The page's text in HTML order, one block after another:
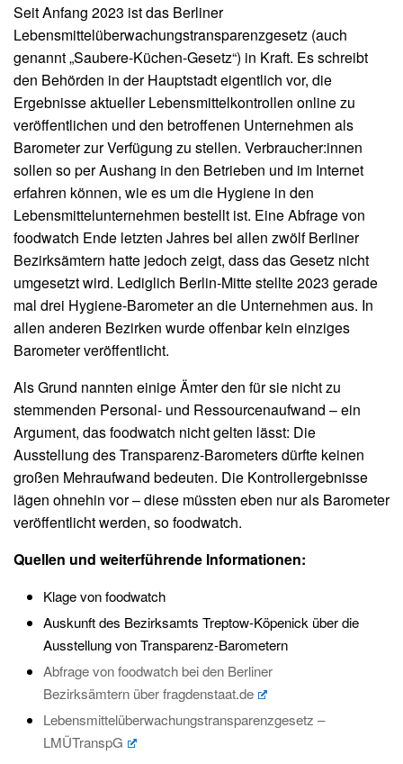
Seit Anfang 2023 ist das Berliner
Lebensmittelüberwachungstransparenzgesetz (auch
genannt „Saubere-Küchen-Gesetz“) in Kraft. Es schreibt
den Behörden in der Hauptstadt eigentlich vor, die
Ergebnisse aktueller Lebensmittelkontrollen online zu
veröffentlichen und den betroffenen Unternehmen als
Barometer zur Verfügung zu stellen. Verbraucher:innen
sollen so per Aushang in den Betrieben und im Internet
erfahren können, wie es um die Hygiene in den
Lebensmittelunternehmen bestellt ist. Eine Abfrage von
foodwatch Ende letzten Jahres bei allen zwölf Berliner
Bezirksämtern hatte jedoch zeigt, dass das Gesetz nicht
umgesetzt wird. Lediglich Berlin-Mitte stellte 2023 gerade
mal drei Hygiene-Barometer an die Unternehmen aus. In
allen anderen Bezirken wurde offenbar kein einziges
Barometer veröffentlicht.
Als Grund nannten einige Ämter den für sie nicht zu
stemmenden Personal- und Ressourcenaufwand – ein
Argument, das foodwatch nicht gelten lässt: Die
Ausstellung des Transparenz-Barometers dürfte keinen
großen Mehraufwand bedeuten. Die Kontrollergebnisse
lägen ohnehin vor – diese müssten eben nur als Barometer
veröffentlicht werden, so foodwatch.
Quellen und weiterführende Informationen:
Klage von foodwatch
Auskunft des Bezirksamts Treptow-Köpenick über die
Ausstellung von Transparenz-Barometern
Abfrage von foodwatch bei den Berliner
Bezirksämtern über fragdenstaat.de
Lebensmittelüberwachungstransparenzgesetz –
LMÜTranspG